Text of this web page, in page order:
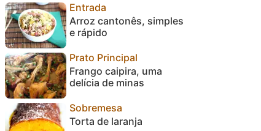
Entrada
Arroz cantonês, simples
e rápido
Prato Principal
Frango caipira, uma
delícia de minas
Sobremesa
Torta de laranja